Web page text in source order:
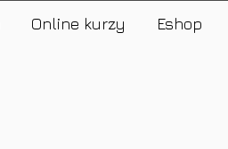
Online kurzy Eshop